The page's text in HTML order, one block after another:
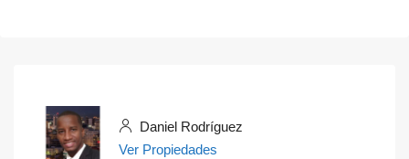
Daniel Rodríguez
Ver Propiedades